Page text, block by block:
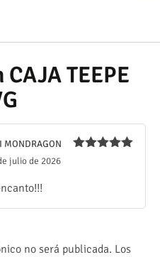
CAJA TEEPE
MONDRAGON
julio de 2026
no será publicada. Los